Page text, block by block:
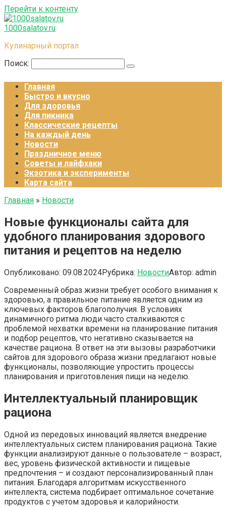
Перейти к контенту
1000salatov.ru
Кулинарный портал
Поиск:
Главная
Быстро и вкусно
Для здоровья
Для пикника
Классические рецепты
На каждый день
Новости
Праздничное меню
Советы и лайфхаки
Экзотика и эксперименты
Карта сайта
Главная » Новости
Новые функционалы сайта для
удобного планирования здорового
питания и рецептов на неделю
Опубликовано: 09.08.2024Рубрика: НовостиАвтор: admin
Современный образ жизни требует особого внимания к
здоровью, а правильное питание является одним из
ключевых факторов благополучия. В условиях
динамичного ритма люди часто сталкиваются с
проблемой нехватки времени на планирование питания
и подбор рецептов, что негативно сказывается на
качестве рациона. В ответ на эти вызовы разработчики
сайтов для здорового образа жизни предлагают новые
функционалы, позволяющие упростить процессы
планирования и приготовления пищи на неделю.
Интеллектуальный планировщик
рациона
Одной из передовых инноваций является внедрение
интеллектуальных систем планирования рациона. Такие
функции анализируют данные о пользователе – возраст,
вес, уровень физической активности и пищевые
предпочтения – и создают персонализированный план
питания. Благодаря алгоритмам искусственного
интеллекта, система подбирает оптимальное сочетание
продуктов с учетом здоровья и калорийности.